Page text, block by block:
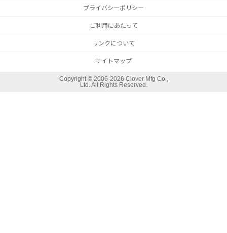
プライバシーポリシー
ご利用にあたって
リンクについて
サイトマップ
Copyright © 2006-2026 Clover Mfg Co.,
Ltd. All Rights Reserved.